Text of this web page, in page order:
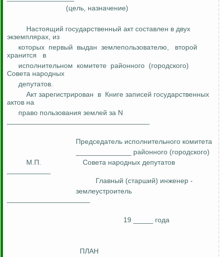
(цель, назначение)
Настоящий государственный акт составлен в двух
экземплярах, из
которых первый выдан землепользователю,
второй
хранится
в
исполнительном
комитете районного (городского)
Совета народных
депутатов.
Акт зарегистрирован
в Книге записей государственных
актов на
право пользования землей за N
Председатель исполнительного комитета
______________ районного (городского)
М.П.
Совета народных депутатов
Главный (старший) инженер -
землеустроитель
19 _____ года
ПЛАН